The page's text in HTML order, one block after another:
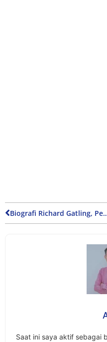
Biografi Richard
Saat ini saya aktif sebagai